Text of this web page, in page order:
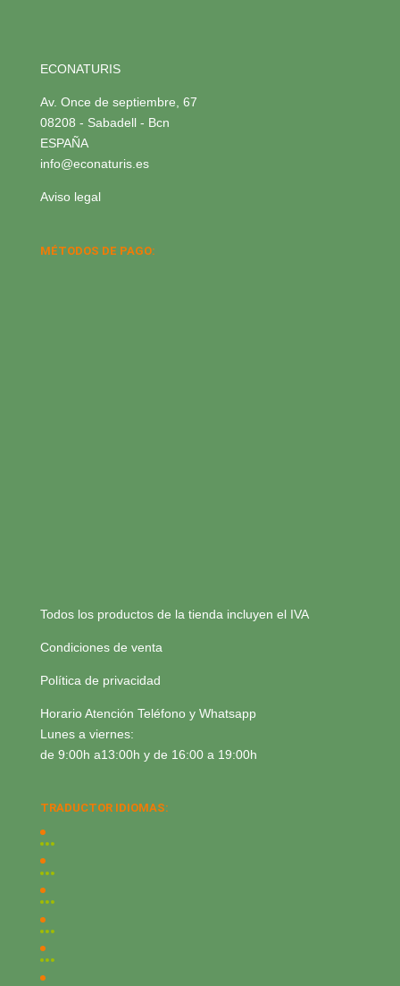
ECONATURIS
Av. Once de septiembre, 67
08208 - Sabadell - Bcn
ESPAÑA
info@econaturis.es
Aviso legal
MÉTODOS DE PAGO:
Todos los productos de la tienda incluyen el IVA
Condiciones de venta
Política de privacidad
Horario Atención Teléfono y Whatsapp
Lunes a viernes:
de 9:00h a13:00h y de 16:00 a 19:00h
TRADUCTOR IDIOMAS: